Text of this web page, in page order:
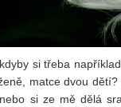
si třeba
matce dvou
si ze mě dělá